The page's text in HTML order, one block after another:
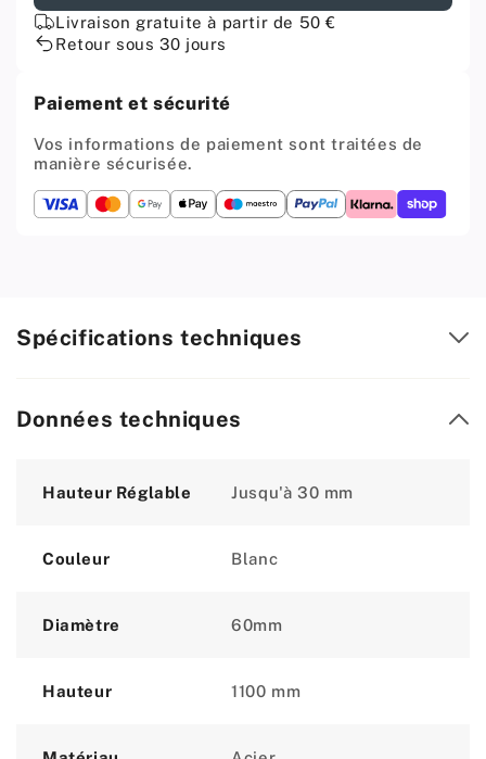
de
meuble
plaque
montage
-
Blanc
de
meuble
plaque
montage
-
Blanc
Livraison gratuite à partir de 50 €
Retour sous 30 jours
Paiement et sécurité
Vos informations de paiement sont traitées de
manière sécurisée.
Spécifications techniques
Données techniques
Hauteur Réglable
Jusqu'à 30 mm
Couleur Blanc
Diamètre 60mm
Hauteur 1100 mm